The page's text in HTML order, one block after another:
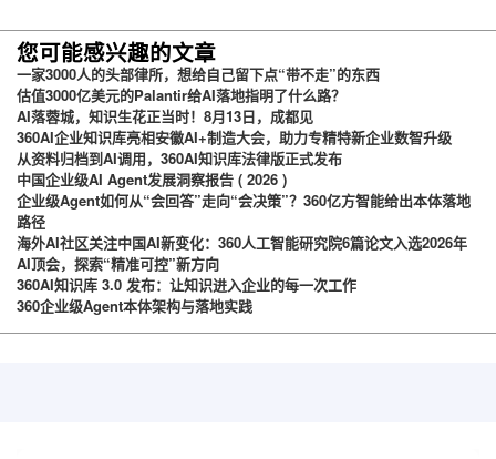
台
您可能感兴趣的文章
一家3000人的头部律所，想给自己留下点“带不走”的东西
估值3000亿美元的Palantir给AI落地指明了什么路？
AI落蓉城，知识生花正当时！8月13日，成都见
360AI企业知识库亮相安徽AI+制造大会，助力专精特新企业数智升级
从资料归档到AI调用，360AI知识库法律版正式发布
中国企业级AI Agent发展洞察报告 ( 2026 )
企业级Agent如何从“会回答”走向“会决策”？360亿方智能给出本体落地
路径
海外AI社区关注中国AI新变化：360人工智能研究院6篇论文入选2026年
AI顶会，探索“精准可控”新方向
360AI知识库 3.0 发布：让知识进入企业的每一次工作
360企业级Agent本体架构与落地实践